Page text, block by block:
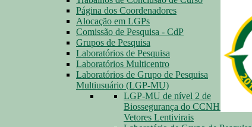
Página dos Coordenadores
Alocação em LGPs
Comissão de Pesquisa - CdP
Grupos de Pesquisa
Laboratórios de Pesquisa
Laboratórios Multicentro
Laboratórios de Grupo de Pesquisa
Multiusuário (LGP-MU)
LGP-MU de nível 2 de
Biossegurança do CCNH para
Vetores Lentivirais